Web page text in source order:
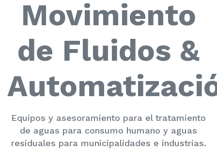
Movimiento
de Fluidos &
Equipos y asesoramiento para el tratamiento
de aguas para consumo humano y aguas
residuales para municipalidades e industrias.